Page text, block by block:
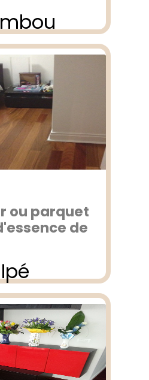
ou parquet
de
Ipé